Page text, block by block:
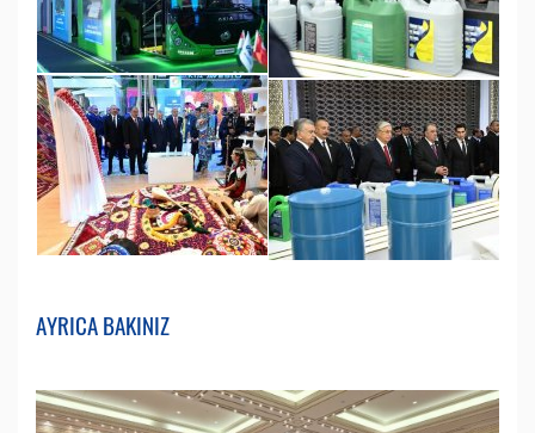
AYRICA BAKINIZ